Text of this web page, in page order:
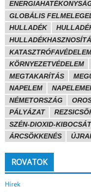
GLOBÁLIS
HULLADÉK
KÖRNYEZETVÉDELEM
MEGTAKARÍTÁS
NAPELEM
NÉMETORSZÁG
PÁLYÁZAT
SZÉN-DIOXID-
ÁRCSÖKKENÉS
ROVATOK
Hírek